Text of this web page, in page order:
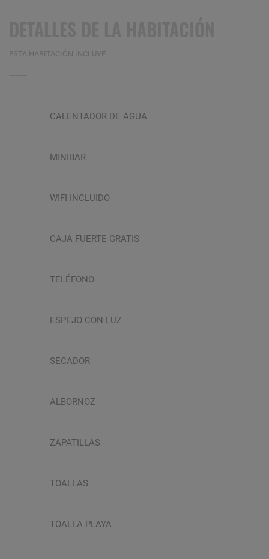
ESTA HABITACIÓN INCLUYE
CALENTADOR DE AGUA
MINIBAR
WIFI INCLUIDO
CAJA FUERTE GRATIS
TELÉFONO
ESPEJO CON LUZ
SECADOR
ALBORNOZ
ZAPATILLAS
TOALLAS
TOALLA PLAYA